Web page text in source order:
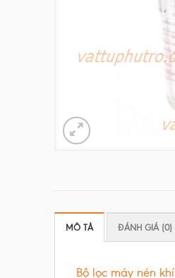
MÔ TẢ ĐÁNH GIÁ (0)
Bộ lọc máy nén khí